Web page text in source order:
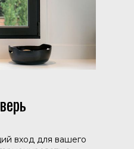
вход для вашего